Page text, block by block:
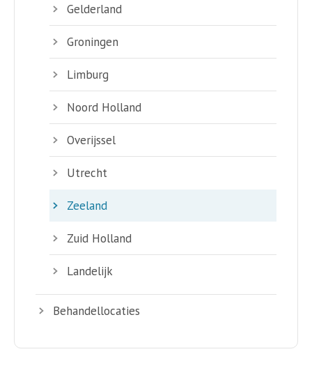
Gelderland
Groningen
Limburg
Noord Holland
Overijssel
Utrecht
Zeeland
Zuid Holland
Landelijk
Behandellocaties